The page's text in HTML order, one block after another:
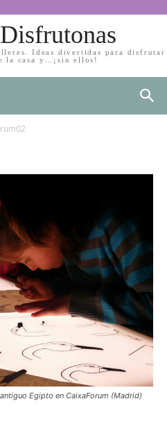
Ideas divertidas para disfrutar
la casa y…¡sin ellos!
Egipto en CaixaForum (Madrid)